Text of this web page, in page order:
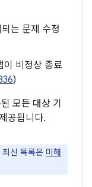
는 문제 수정
이 비정상 종료
)
모든 대상 기
공됩니다.
신 목록은 미해